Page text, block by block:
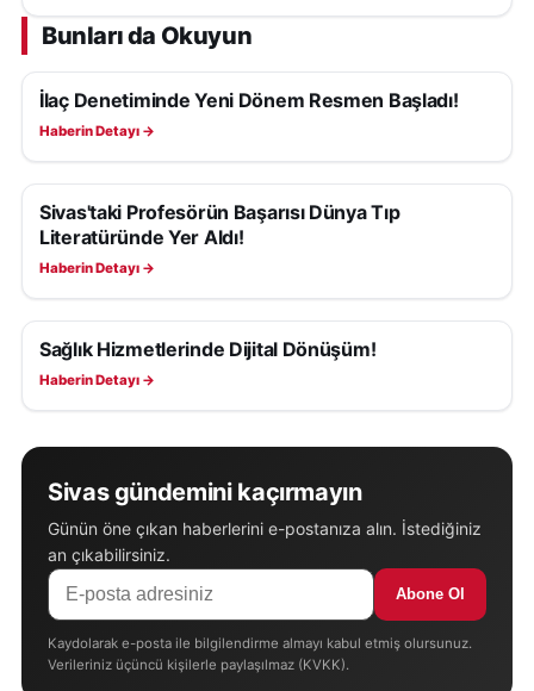
Bunları da Okuyun
SAĞLIK
İlaç Denetiminde Yeni Dönem Resmen Başladı!
Haberin Detayı →
SAĞLIK
Sivas'taki Profesörün Başarısı Dünya Tıp
Literatüründe Yer Aldı!
Haberin Detayı →
SAĞLIK
Sağlık Hizmetlerinde Dijital Dönüşüm!
Haberin Detayı →
Sivas gündemini kaçırmayın
Günün öne çıkan haberlerini e-postanıza alın. İstediğiniz
an çıkabilirsiniz.
Abone Ol
Kaydolarak e-posta ile bilgilendirme almayı kabul etmiş olursunuz.
Verileriniz üçüncü kişilerle paylaşılmaz (KVKK).